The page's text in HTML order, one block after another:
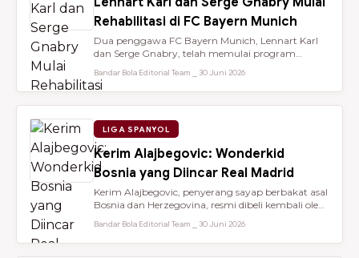
Rehabilitasi di FC Bayern Munich
Dua penggawa FC Bayern Munich, Lennart Karl
dan Serge Gnabry, telah memulai program
Bandar Bola Editorial Team ⎯ 30 Juni 2026
LIGA SPANYOL
Kerim Alajbegovic: Wonderkid
Bosnia yang Diincar Real Madrid
Kerim Alajbegovic, penyerang sayap berbakat asal
Bosnia dan Herzegovina, resmi dibeli kembali oleh
Bandar Bola Editorial Team ⎯ 30 Juni 2026